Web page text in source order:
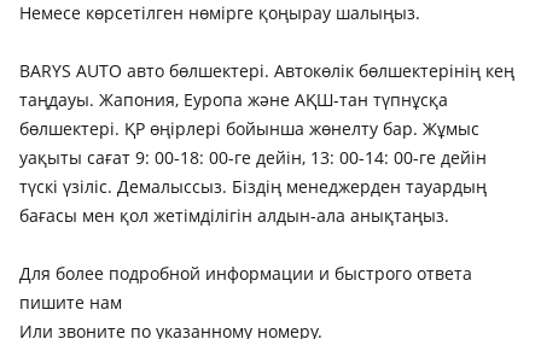
Немесе көрсетілген нөмірге қоңырау шалыңыз.
BARYS AUTO авто бөлшектері. Автокөлік бөлшектерінің кең
таңдауы. Жапония, Еуропа және АҚШ-тан түпнұсқа
бөлшектері. ҚР өңірлері бойынша жөнелту бар. Жұмыс
уақыты сағат 9: 00-18: 00-ге дейін, 13: 00-14: 00-ге дейін
түскі үзіліс. Демалыссыз. Біздің менеджерден тауардың
бағасы мен қол жетімділігін алдын-ала анықтаңыз.
Для более подробной информации и быстрого ответа
пишите нам
Или звоните по указанному номеру.